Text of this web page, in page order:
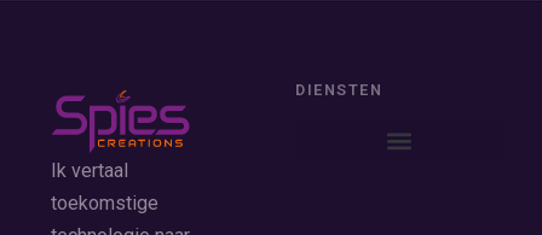
Ik vertaal
toekomstige
DIENSTEN